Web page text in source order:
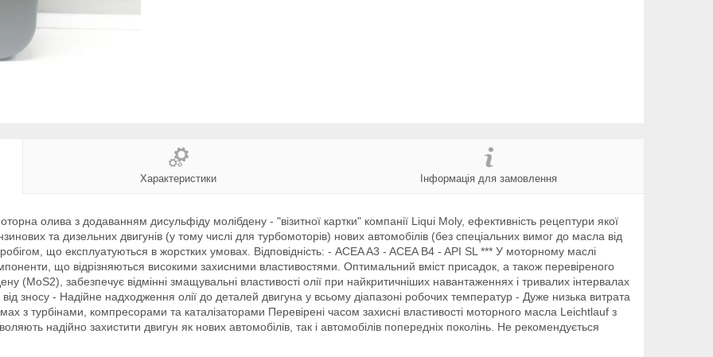
Характеристики Інформація для замовлення
олива з додаванням дисульфіду молібдену - "візитної картки" компанії Liqui Moly, ефективність рецептури якої
та дизельних двигунів (у тому числі для турбомоторів) нових автомобілів (без спеціальних вимог до масла від
що експлуатуються в жорстких умовах. Відповідність: - ACEA A3 - ACEA B4 - API SL *** У моторному маслі
що відрізняються високими захисними властивостями. Оптимальний вміст присадок, а також перевіреного
(MoS2), забезпечує відмінні змащувальні властивості олії при найкритичніших навантаженнях і тривалих інтервалах
від зносу - Надійне надходження олії до деталей двигуна у всьому діапазоні робочих температур - Дуже низька витрата
з турбінами, компресорами та каталізаторами Перевірені часом захисні властивості моторного масла Leichtlauf з
надійно захистити двигун як нових автомобілів, так і автомобілів попередніх поколінь. Не рекомендується